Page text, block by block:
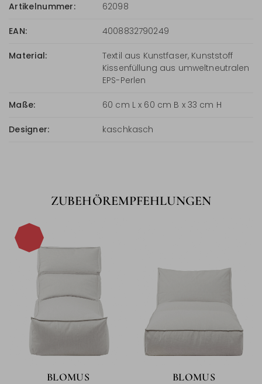
Artikelnummer: 62098
EAN: 4008832790249
Material:
Textil aus Kunstfaser, Kunststoff
Kissenfüllung aus umweltneutralen
EPS-Perlen
Maße: 60 cm L x 60 cm B x 33 cm H
Designer: kaschkasch
ZUBEHÖREMPFEHLUNGEN
BLOMUS BLOMUS